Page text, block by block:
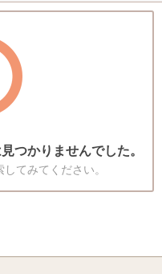
つかりませんでした。
てみてください。